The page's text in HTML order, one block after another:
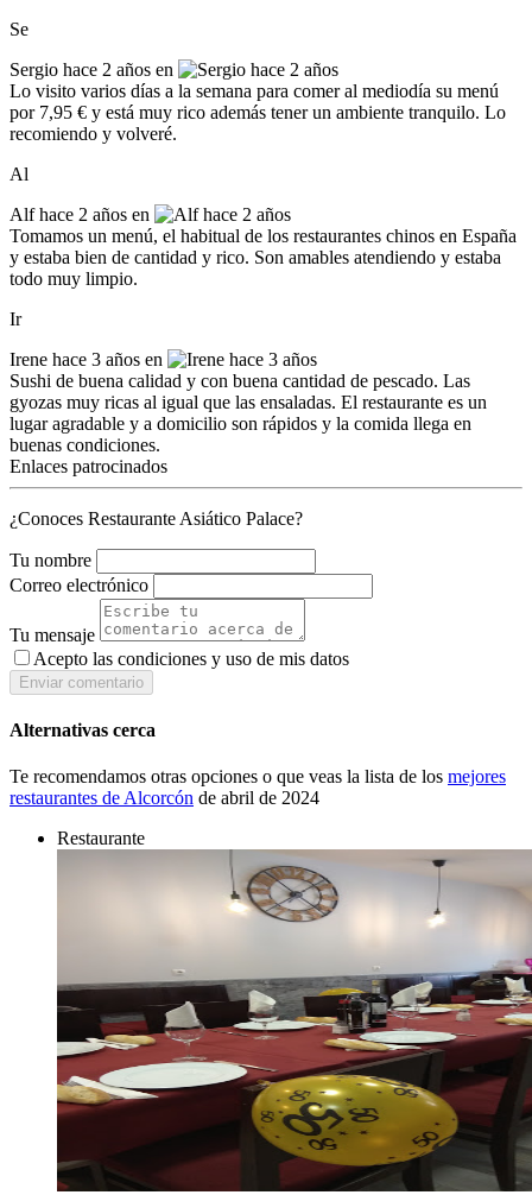
Se
Sergio hace 2 años en
Lo visito varios días a la semana para comer al mediodía su menú
por 7,95 € y está muy rico además tener un ambiente tranquilo. Lo
recomiendo y volveré.
Al
Alf hace 2 años en
Tomamos un menú, el habitual de los restaurantes chinos en España
y estaba bien de cantidad y rico. Son amables atendiendo y estaba
todo muy limpio.
Ir
Irene hace 3 años en
Sushi de buena calidad y con buena cantidad de pescado. Las
gyozas muy ricas al igual que las ensaladas. El restaurante es un
lugar agradable y a domicilio son rápidos y la comida llega en
buenas condiciones.
Enlaces patrocinados
¿Conoces Restaurante Asiático Palace?
Tu nombre
Correo electrónico
Tu mensaje
Acepto las condiciones y uso de mis datos
Enviar comentario
Alternativas cerca
Te recomendamos otras opciones o que veas la lista de los mejores
restaurantes de Alcorcón de abril de 2024
Restaurante